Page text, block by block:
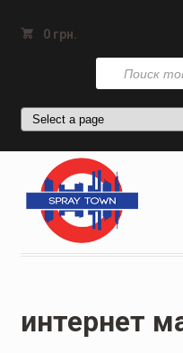
0 грн.
Поиск
товаров
интернет